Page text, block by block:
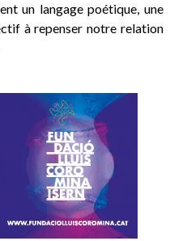
un langage poétique, une
à repenser notre relation